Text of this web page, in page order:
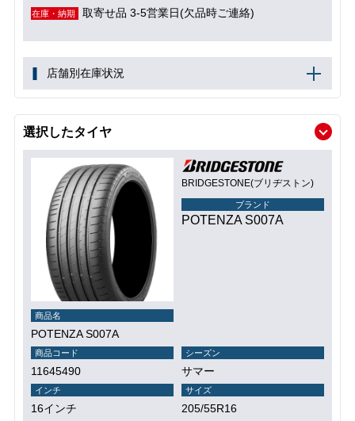
在庫・納期 取寄せ品 3-5営業日(欠品時ご連絡)
店舗別在庫状況
選択したタイヤ
BRIDGESTONE(ブリヂストン)
ブランド
POTENZA S007A
商品名
POTENZA S007A
商品コード
11645490
シーズン
サマー
インチ
16インチ
サイズ
205/55R16